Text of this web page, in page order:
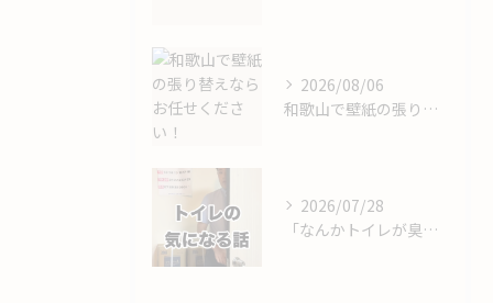
2026/08/06
和歌山で壁紙の張り替えならお任せください！
2026/07/28
「なんかトイレが臭い…」